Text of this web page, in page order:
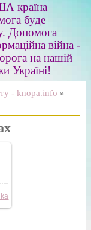
країна
буде
Допомога
війна -
на нашій
Україні!
- knopa.info »